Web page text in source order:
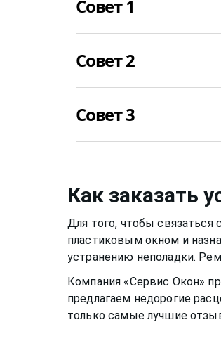
Совет 1
спиртовой или любой
превратиться в
приятным глазу.
Совет 2
уже можно применять не
спиртовой. Нужно быть
Совет 3
пластиковому окну, оно
теплыми годами.
Как заказать
Для того, чтобы
пластиковым окном и
устранению неполадки.
Компания «Сервис Окон»
предлагаем недорогие
только самые лучшие